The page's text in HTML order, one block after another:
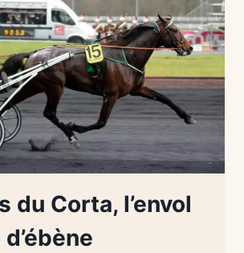
du Corta, l’envol